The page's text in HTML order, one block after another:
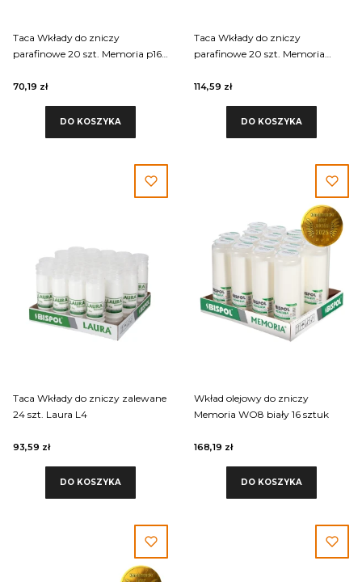
Taca Wkłady do zniczy
parafinowe 20 szt. Memoria p165
bezzapachowe
70,19 zł
DO KOSZYKA
Taca Wkłady do zniczy
parafinowe 20 szt. Memoria
114,59 zł
DO KOSZYKA
Taca Wkłady do zniczy zalewane
24 szt. Laura L4
93,59 zł
DO KOSZYKA
Wkład olejowy do zniczy
Memoria WO8 biały 16 sztuk
168,19 zł
DO KOSZYKA